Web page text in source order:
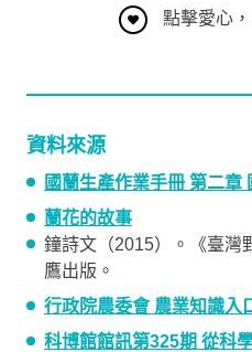
點擊愛心
資料來源
國蘭生產作業手冊 第二章
蘭花的故事
鐘詩文（2015）。《臺灣
鷹出版。
行政院農委會 農業知識入
科博館館訊第325期 從科